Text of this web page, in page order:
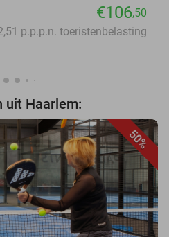
€106,50
p.p.p.n. toeristenbelasting
uit Haarlem:
50%